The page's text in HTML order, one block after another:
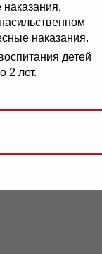
наказания.
детей
2 лет.